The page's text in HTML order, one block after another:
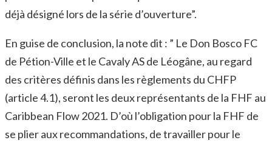
déjà désigné lors de la série d’ouverture”.
En guise de conclusion, la note dit : ” Le Don Bosco FC
de Pétion-Ville et le Cavaly AS de Léogâne, au regard
des critères définis dans les règlements du CHFP
(article 4.1), seront les deux représentants de la FHF au
Caribbean Flow 2021. D’où l’obligation pour la FHF de
se plier aux recommandations, de travailler pour le